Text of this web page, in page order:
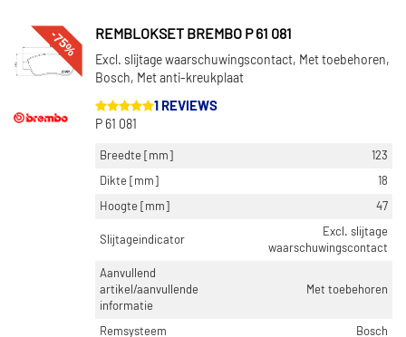
-75% REMBLOKSET BREMBO P 61 081
Excl. slijtage waarschuwingscontact, Met toebehoren,
Bosch, Met anti-kreukplaat
1 REVIEWS
P 61 081
Breedte [mm]
123
Dikte [mm]
18
Hoogte [mm]
47
Slijtageindicator
Excl. slijtage
waarschuwingscontact
Aanvullend
artikel/aanvullende
informatie
Met toebehoren
Remsysteem Bosch